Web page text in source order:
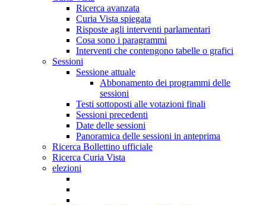
Ricerca avanzata
Curia Vista spiegata
Risposte agli interventi parlamentari
Cosa sono i paragrammi
Interventi che contengono tabelle o grafici
Sessioni
Sessione attuale
Abbonamento dei programmi delle
sessioni
Testi sottoposti alle votazioni finali
Sessioni precedenti
Date delle sessioni
Panoramica delle sessioni in anteprima
Ricerca Bollettino ufficiale
Ricerca Curia Vista
elezioni